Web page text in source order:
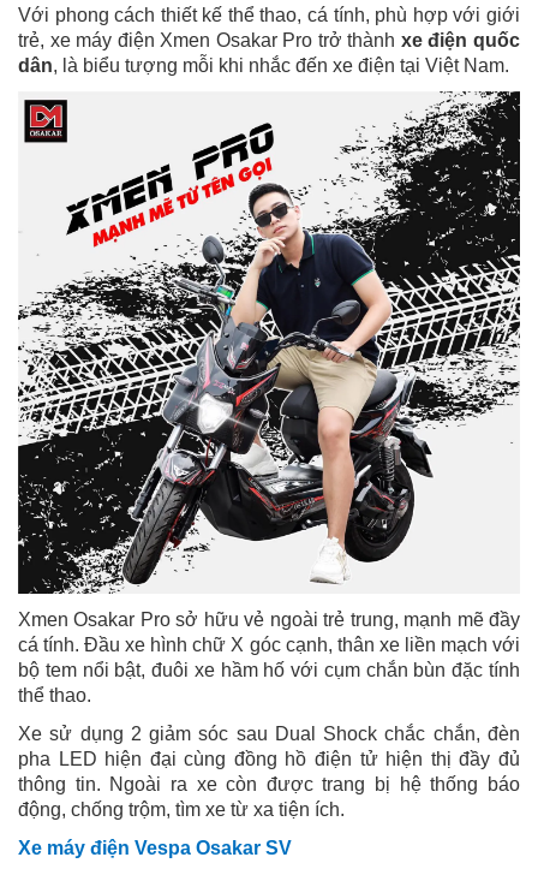
Với phong cách thiết kế thể thao, cá tính, phù hợp với giới
trẻ, xe máy điện Xmen Osakar Pro trở thành xe điện quốc
dân, là biểu tượng mỗi khi nhắc đến xe điện tại Việt Nam.
Xmen Osakar Pro sở hữu vẻ ngoài trẻ trung, mạnh mẽ đầy
cá tính. Đầu xe hình chữ X góc cạnh, thân xe liền mạch với
bộ tem nổi bật, đuôi xe hầm hố với cụm chắn bùn đặc tính
thể thao.
Xe sử dụng 2 giảm sóc sau Dual Shock chắc chắn, đèn
pha LED hiện đại cùng đồng hồ điện tử hiện thị đầy đủ
thông tin. Ngoài ra xe còn được trang bị hệ thống báo
động, chống trộm, tìm xe từ xa tiện ích.
Xe máy điện Vespa Osakar SV